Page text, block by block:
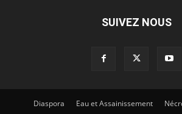
SUIVEZ NOUS
Diaspora Eau et Assainissement